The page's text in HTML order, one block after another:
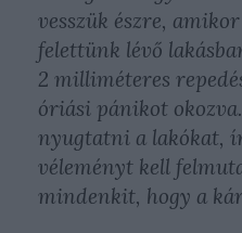
vesszük észre,
felettünk lévő
2 milliméteres
óriási pánikot
nyugtatni a lakókat,
véleményt kell
mindenkit, hogy a